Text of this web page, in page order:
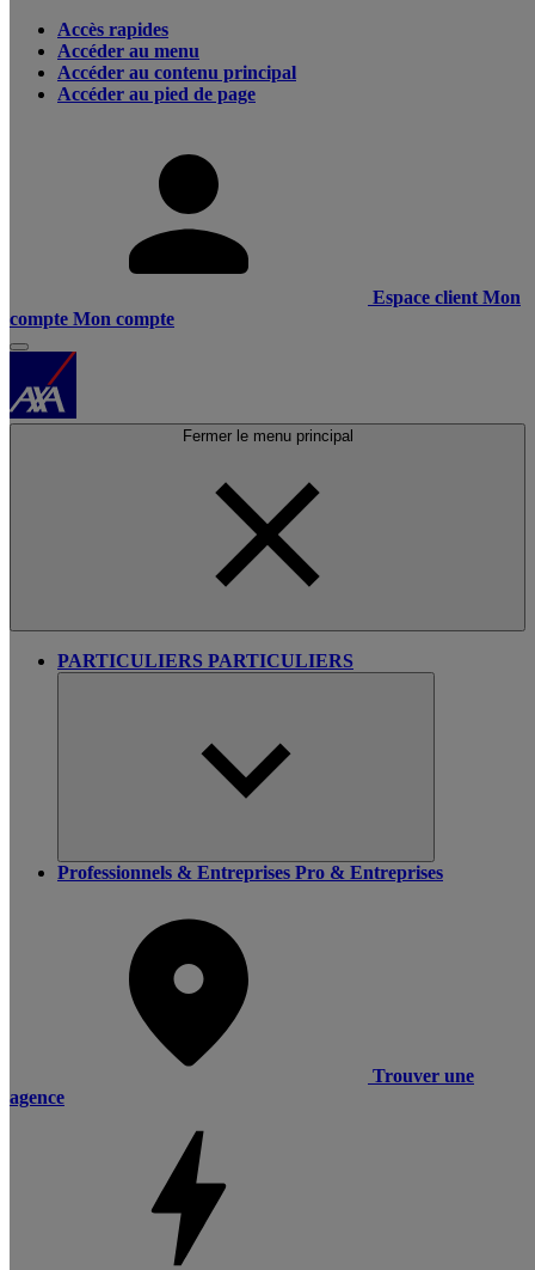
Accès rapides
Accéder au menu
Accéder au contenu principal
Accéder au pied de page
Espace client Mon
compte Mon compte
Fermer le menu principal
PARTICULIERS PARTICULIERS
Professionnels & Entreprises Pro & Entreprises
Trouver une
agence